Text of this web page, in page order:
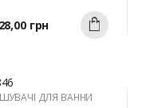
Швидкий
перегляд
грн Купити
ДЛЯ ВАННИ